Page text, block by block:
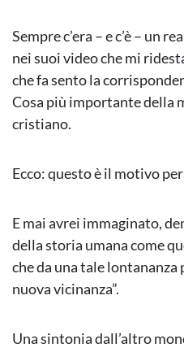
Sempre c’era – e c’è – un
nei suoi video che mi
che fa sento la
Cosa più importante della
cristiano.
Ecco: questo è il motivo
E mai avrei immaginato,
della storia umana come
che da una tale lontananza
nuova vicinanza”.
Una sintonia dall’altro